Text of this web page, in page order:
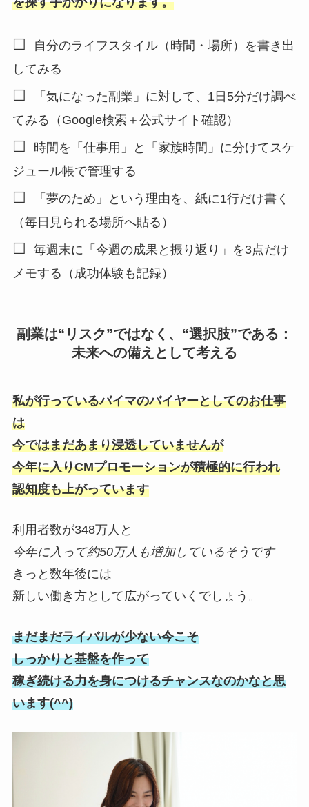
☐
自分のライフスタイル（時間・場所）を書き出
してみる
☐
「気になった副業」に対して、1日5分だけ調べ
てみる（Google検索＋公式サイト確認）
☐
時間を「仕事用」と「家族時間」に分けてスケ
ジュール帳で管理する
☐
「夢のため」という理由を、紙に1行だけ書く
（毎日見られる場所へ貼る）
☐
毎週末に「今週の成果と振り返り」を3点だけ
メモする（成功体験も記録）
副業は“リスク”ではなく、“選択肢”である：
未来への備えとして考える
私が行っているバイマのバイヤーとしてのお仕事
は
今ではまだあまり浸透していませんが
今年に入りCMプロモーションが積極的に行われ
認知度も上がっています
利用者数が348万人と
今年に入って約50万人も増加しているそうです
きっと数年後には
新しい働き方として広がっていくでしょう。
まだまだライバルが少ない今こそ
しっかりと基盤を作って
稼ぎ続ける力を身につけるチャンスなのかなと思
います(^^)